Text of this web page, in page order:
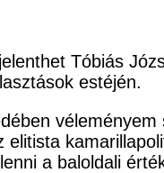
Tóbiás
estéjén.
a baloldali